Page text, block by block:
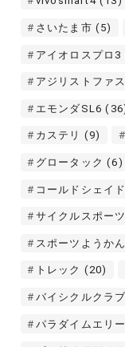
さいたま市 (5)
アイオロスプロ3
アジリストファス
エモンダSL6
カステリ (9)
グロータック (6)
コールドシェイ
サイクルスポーツ
スポーツようかん
トレック (20)
バイシクルクラブ
パラダイムエリー